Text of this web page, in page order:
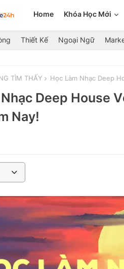
Home Khóa Học Mới
Thiết Kế Ngoại Ngữ
TÌM THẤY Học Làm Nhạc Deep
Deep House
Nay!